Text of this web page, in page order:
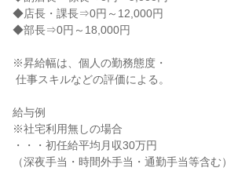
◆店長・課長⇒0円～12,000円
◆部長⇒0円～18,000円
※昇給幅は、個人の勤務態度・
給与例
※社宅利用無しの場合
・・・初任給平均月収30万円
（深夜手当・時間外手当・通勤手当等含む）